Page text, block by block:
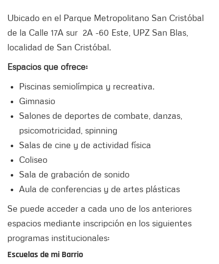
Ubicado en el Parque Metropolitano San Cristóbal
de la Calle 17A sur 2A -60 Este, UPZ San Blas,
localidad de San Cristóbal.
Espacios que ofrece:
Piscinas semiolímpica y recreativa.
Gimnasio
Salones de deportes de combate, danzas,
psicomotricidad, spinning
Salas de cine y de actividad física
Coliseo
Sala de grabación de sonido
Aula de conferencias y de artes plásticas
Se puede acceder a cada uno de los anteriores
espacios mediante inscripción en los siguientes
programas institucionales:
Escuelas de mi Barrio